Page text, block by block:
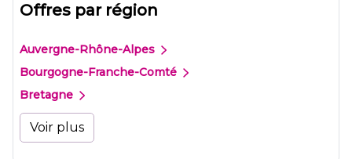
Offres par région
Auvergne-Rhône-Alpes
Bourgogne-Franche-Comté
Bretagne
Voir plus